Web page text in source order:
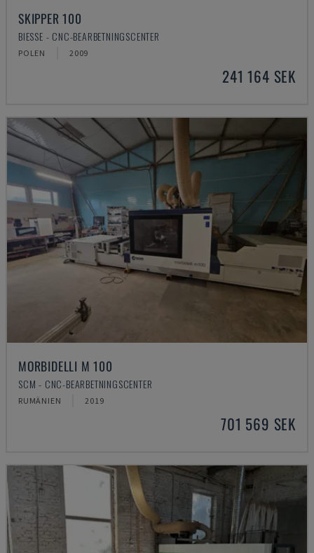
SKIPPER 100
BIESSE - CNC-BEARBETNINGSCENTER
POLEN 2009
241 164 SEK
MORBIDELLI M 100
SCM - CNC-BEARBETNINGSCENTER
RUMÄNIEN 2019
701 569 SEK